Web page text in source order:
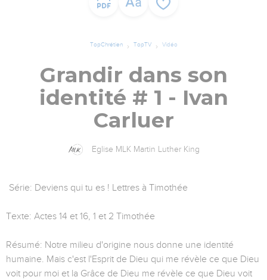
TopChrétien TopTV Vidéo
Grandir dans son
identité # 1 - Ivan
Carluer
Eglise MLK Martin Luther King
Série: Deviens qui tu es ! Lettres à Timothée
Texte: Actes 14 et 16, 1 et 2 Timothée
Résumé: Notre milieu d'origine nous donne une identité
humaine. Mais c'est l'Esprit de Dieu qui me révèle ce que Dieu
voit pour moi et la Grâce de Dieu me révèle ce que Dieu voit